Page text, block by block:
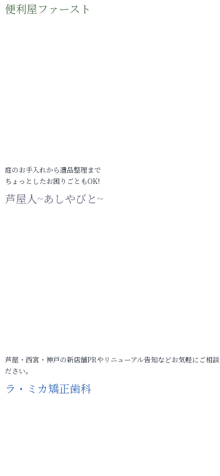
便利屋ファースト
庭のお手入れから遺品整理まで
ちょっとしたお困りごともOK!
芦屋人~あしやびと~
芦屋・西宮・神戸の新店舗PRやリニューアル告知などお気軽にご相
ださい。
ラ・ミカ矯正歯科